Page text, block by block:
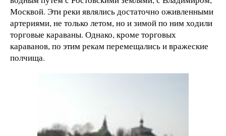
Москвой. Эти реки являлись достаточно оживленными
артериями, не только летом, но и зимой по ним ходили
торговые караваны. Однако, кроме торговых
караванов, по этим рекам перемещались и вражеские
полчища.